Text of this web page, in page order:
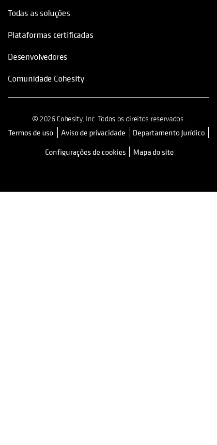
Todas as soluções
Plataformas certificadas
Desenvolvedores
Comunidade Cohesity
© 2026 Cohesity, Inc. Todos os direitos reservados.
Termos de uso opens in a new tab
Aviso de privacidade
Departamento Jurídico
Configurações de cookies
Mapa do site